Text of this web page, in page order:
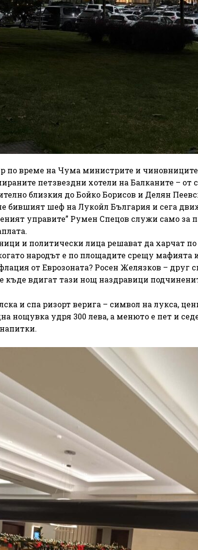
по време на Чума министрите и чиновниците
петзвездни хотели на Балканите – от
близкия до Бойко Борисов и Делян
бившият шеф на Лукойл България и сега
управите” Румен Спецов служи само за
и политически лица решават да харчат
народът е по площадите срещу мафията
от Еврозоната? Росен Желязков – друг
къде вдигат тази нощ наздравици
и спа ризорт верига – символ на лукса,
нощувка удря 300 лева, а менюто е пет и